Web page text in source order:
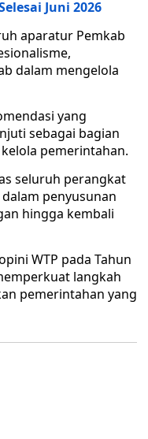
Juni 2026
aparatur Pemkab
dalam mengelola
yang
sebagai bagian
pemerintahan.
seluruh perangkat
penyusunan
hingga kembali
WTP pada Tahun
langkah
pemerintahan yang